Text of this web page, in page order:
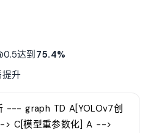
达到75.4%
升
--- graph TD A[YOLOv7创
C[模型重参数化] A -->